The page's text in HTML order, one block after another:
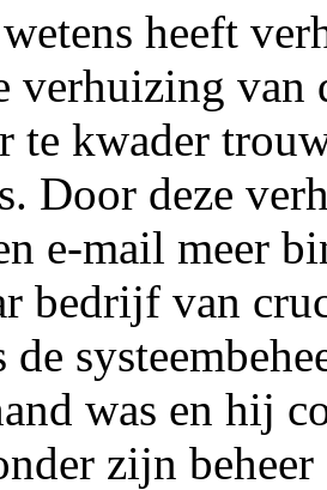
heeft
verhuizing van
te kwader
Door deze
e-mail meer
bedrijf van
was en hij
zijn